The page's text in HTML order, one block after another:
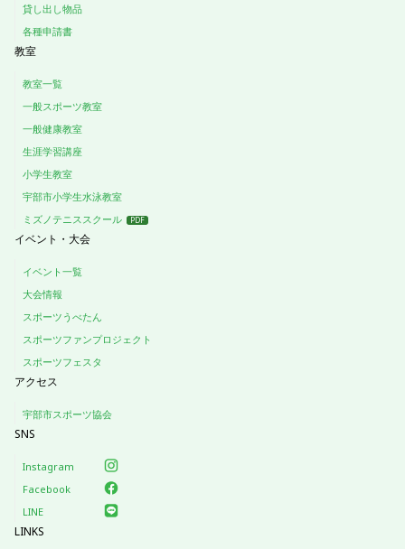
貸し出し物品
各種申請書
教室
教室一覧
一般スポーツ教室
一般健康教室
生涯学習講座
小学生教室
宇部市小学生水泳教室
ミズノテニススクール
イベント・大会
イベント一覧
大会情報
スポーツうべたん
スポーツファンプロジェクト
スポーツフェスタ
アクセス
宇部市スポーツ協会
SNS
Instagram
Facebook
LINE
LINKS